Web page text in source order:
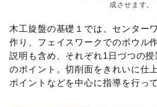
成させます。
木工旋盤の基礎１では、センター
作り、フェイスワークでのボウル
説明も含め、それぞれ1日づつの
のポイント。切削面をきれいに仕
ポイントなどを中心に指導を行っ